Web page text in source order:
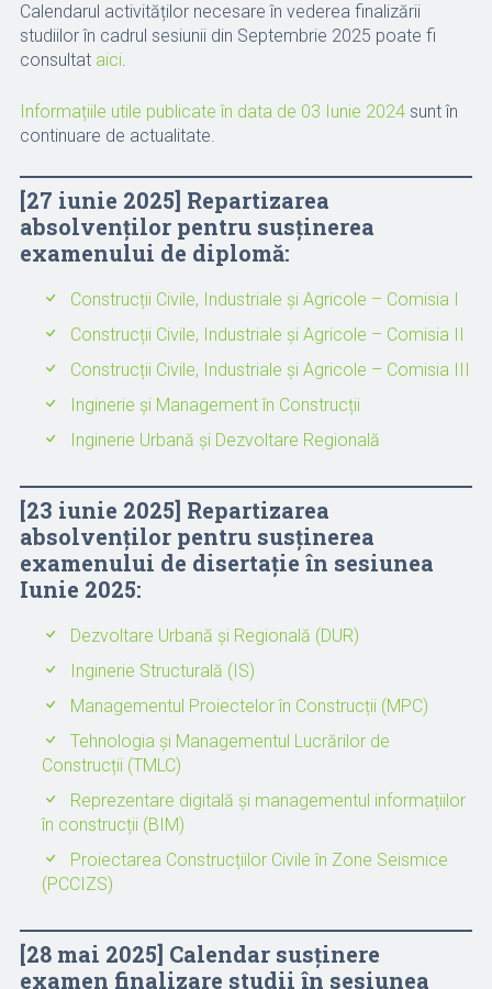
Calendarul activităților necesare în vederea finalizării
studiilor în cadrul sesiunii din Septembrie 2025 poate fi
consultat aici.
Informațiile utile publicate în data de 03 Iunie 2024sunt în
continuare de actualitate.
[27 iunie 2025] Repartizarea
absolvenților pentru susținerea
examenului de diplomă:
Construcții Civile, Industriale și Agricole – Comisia I
Construcții Civile, Industriale și Agricole – Comisia II
Construcții Civile, Industriale și Agricole – Comisia III
Inginerie și Management în Construcții
Inginerie Urbană și Dezvoltare Regională
[23 iunie 2025] Repartizarea
absolvenților pentru susținerea
examenului de disertație în sesiunea
Iunie 2025:
Dezvoltare Urbană și Regională (DUR)
Inginerie Structurală (IS)
Managementul Proiectelor în Construcții (MPC)
Tehnologia și Managementul Lucrărilor de
Construcții (TMLC)
Reprezentare digitală și managementul informațiilor
în construcții (BIM)
Proiectarea Construcțiilor Civile în Zone Seismice
(PCCIZS)
[28 mai 2025] Calendar susținere
examen finalizare studii în sesiunea